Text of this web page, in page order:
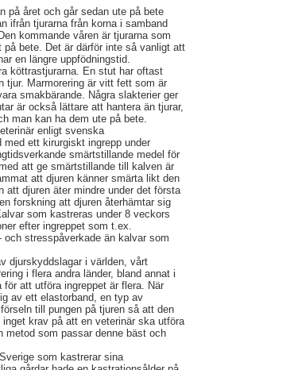
på året och går sedan ute på bete
ifrån tjurarna från korna i samband
kommande våren är tjurarna som
bete. Det är därför inte så vanligt att
en längre uppfödningstid.
köttrastjurarna. En stut har oftast
tjur. Marmorering är vitt fett som är
smakbärande. Några slakterier ger
är också lättare att hantera än tjurar,
man kan ha dem ute på bete.
enligt svenska
ett kirurgiskt ingrepp under
smärtstillande medel för
att ge smärtstillande till kalven är
att djuren känner smärta likt den
att djuren äter mindre under det första
forskning att djuren återhämtar sig
som kastreras under 8 veckors
efter ingreppet som t.ex.
stresspåverkade än kalvar som
djurskyddslagar i världen, vårt
i flera andra länder, bland annat i
att utföra ingreppet är flera. När
av ett elastorband, en typ av
till pungen på tjuren så att den
krav på att en veterinär ska utföra
metod som passar denne bäst och
som kastrerar sina